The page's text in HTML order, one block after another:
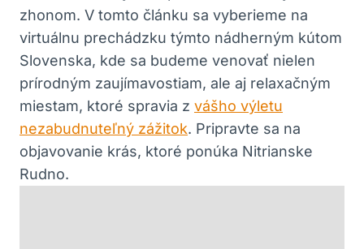
zhonom. V tomto článku sa vyberieme‍ na
virtuálnu prechádzku týmto nádherným kútom
⁣Slovenska, kde sa budeme venovať nielen
prírodným zaujímavostiam, ale aj relaxačným
miestam, ktoré spravia ‌z vášho výletu
nezabudnuteľný zážitok. Pripravte sa na⁤
objavovanie krás, ktoré ponúka Nitrianske
Rudno.